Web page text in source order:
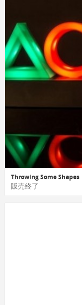
Throwing Some Shapes
販売終了